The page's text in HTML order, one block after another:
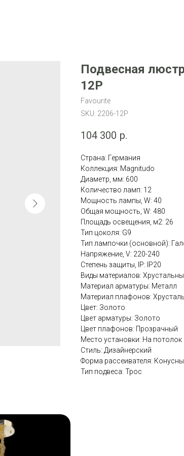
Подвесная
12P
Favourite
SKU: 2206-12P
104 300 р.
Страна: Германия
Коллекция: Magnitudo
Диаметр, мм: 600
Количество ламп: 12
Мощность лампы, W: 40
Общая мощность, W: 480
Площадь освещения, м2: 26
Тип цоколя: G9
Тип лампочки (основной):
Напряжение, V: 220-240
Степень защиты, IP: IP20
Виды материалов:
Материал арматуры: Металл
Материал плафонов: Хрусталь
Цвет: Золото
Цвет арматуры: Золото
Цвет плафонов: Прозрачный
Место установки: На потолок
Стиль: Дизайнерский
Форма рассеивателя:
Тип подвеса: Трос